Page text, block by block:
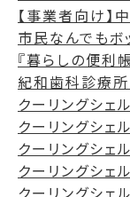
【事業者向け
市民なんでもボ
『暮らしの便利
紀和歯科診療
クーリングシェ
クーリングシェ
クーリングシェ
クーリングシェ
クーリングシェ